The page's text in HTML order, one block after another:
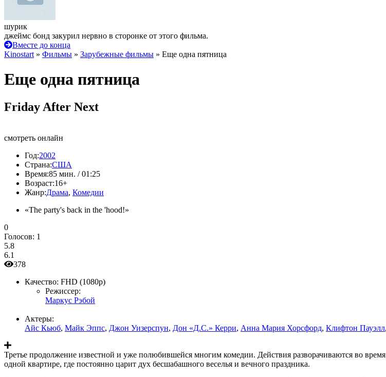
шурик
джеймс бонд закурил нервно в сторонке от этого фильма.
Вместе до конца
Kinostart » Фильмы » Зарубежные фильмы » Еще одна пятница
Еще одна пятница
Friday After Next
смотреть онлайн
Год:2002
Страна:США
Время:85 мин. / 01:25
Возраст:16+
Жанр:Драма, Комедии
«The party's back in the 'hood!»
0
Голосов: 1
5.8
6.1
378
Качество: FHD (1080p)
Режиссер:
Маркус Рэбой
Актеры:
Айс Кьюб, Майк Эппс, Джон Уизерспун, Дон «Д.С.» Керри, Анна Мария Хорсфорд, Клифтон Пауэлл,
Третье продолжение известной и уже полюбившейся многим комедии. Действия разворачиваются во
одной квартире, где постоянно царит дух бесшабашного веселья и вечного праздника.